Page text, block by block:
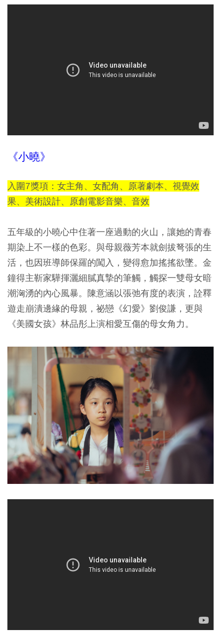
《小曉》
入圍7獎項：女主角、女配角、原著劇本、視覺效
果、美術設計、原創電影音樂、音效
五年級的小曉心中住著一座過動的火山，讓她的青春
期染上不一樣的色彩。與母親薇芳本就劍拔弩張的生
活，也因班導師保羅的闖入，變得愈加搖搖欲墜。金
鐘得主靳家驊揮灑細膩真摯的筆觸，觸探一雙母女暗
潮洶湧的內心風暴。陳意涵以張弛有度的表演，詮釋
遊走崩潰邊緣的母親，祕戀《幻愛》劉俊謙，更與
《美國女孩》林品彤上演相愛互傷的母女角力。